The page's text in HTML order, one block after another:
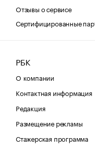
Отзывы о сервисе
Сертифицированные
РБК
О компании
Контактная информация
Редакция
Размещение рекламы
Стажерская программа